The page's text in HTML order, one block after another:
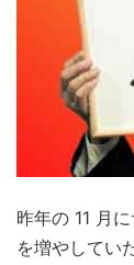
昨年の 11 月
を増やしてい